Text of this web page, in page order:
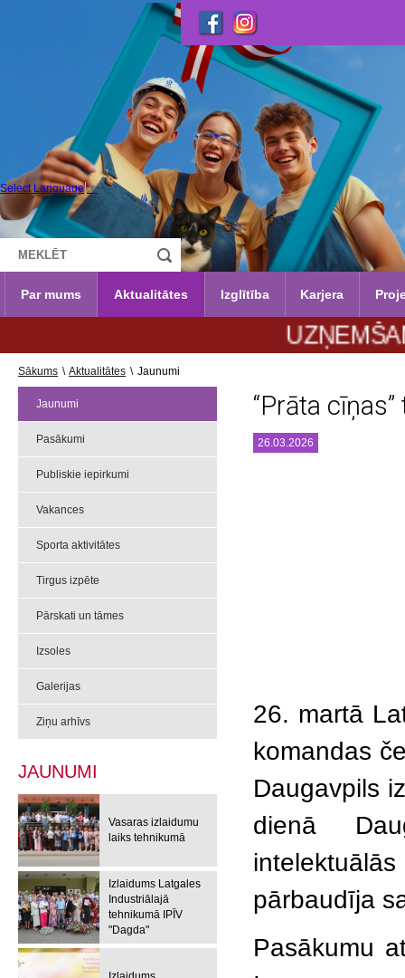
Select Language ▼
Par mums Aktualitātes Izglītība Karjera
UZŅEMŠANA
Sākums \ Aktualitātes \ Jaunumi
Jaunumi
Pasākumi
Publiskie iepirkumi
Vakances
Sporta aktivitātes
Tirgus izpēte
Pārskati un tāmes
Izsoles
Galerijas
Ziņu arhīvs
JAUNUMI
Vasaras izlaidumu
laiks tehnikumā
Izlaidums Latgales
Industriālajā
tehnikumā IPĪV
"Dagda"
“Prāta
26.03.2026
26. martā
komandas
Daugavpils
dienā
pārbaudīja
Pasākumu